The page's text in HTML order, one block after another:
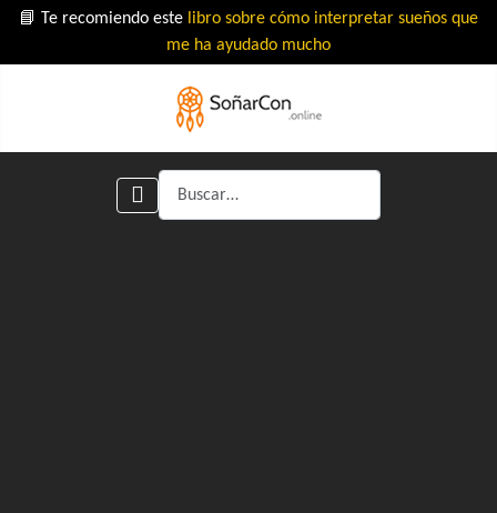
📘 Te recomiendo este libro sobre cómo interpretar sueños que
me ha ayudado mucho
Buscar